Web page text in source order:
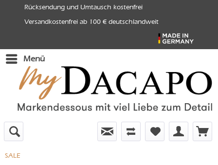
Rücksendung und Umtausch kostenfrei
Versandkostenfrei ab 100 € deutschlandweit
Menü
SALE